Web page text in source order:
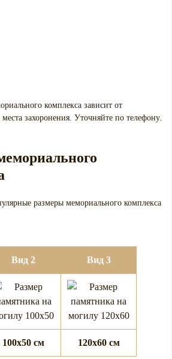
комплекса зависит от
захоронения. Уточняйте по телефону.
размеры мемориального комплекса
Вид 2 Вид 3
100x50 см 120x60 см